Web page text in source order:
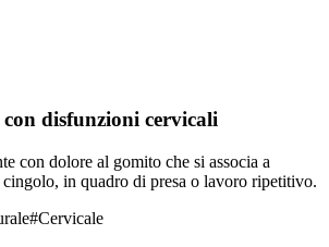
disfunzioni cervicali
con dolore al gomito che si associa a
in quadro di presa o lavoro ripetitivo.
#Cervicale